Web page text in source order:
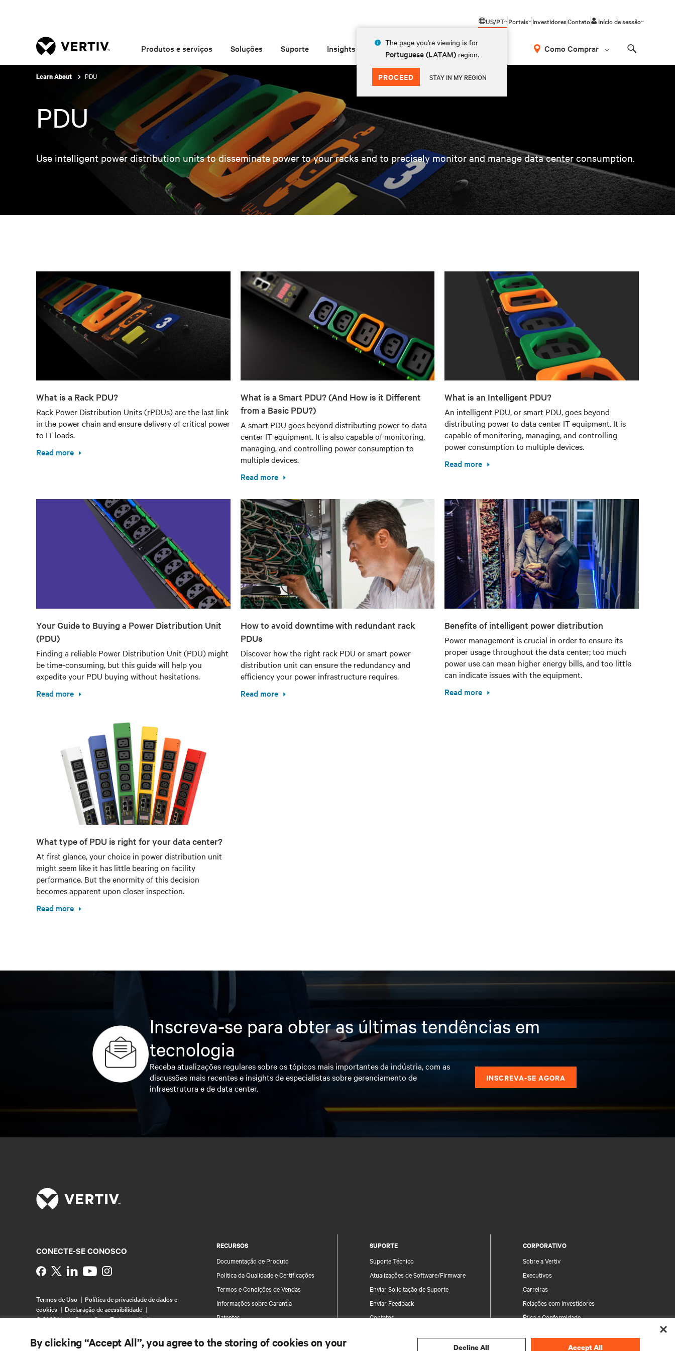
US/PT
The page you're viewing is for
Portuguese (LATAM) region.
PROCEED STAY IN MY REGION
Portais InvestidoresContato Início de sessão
Produtos e serviços Soluções Suporte Insights Sobre Como Comprar
Learn About PDU
PDU
Use intelligent power distribution units to disseminate power to your racks and to precisely monitor and manage data center consumption.
What is a Rack PDU?
Rack Power Distribution Units (rPDUs) are the last link
in the power chain and ensure delivery of critical power
to IT loads.
Read more
What is a Smart PDU? (And How is it Different
from a Basic PDU?)
A smart PDU goes beyond distributing power to data
center IT equipment. It is also capable of monitoring,
managing, and controlling power consumption to
multiple devices.
Read more
What is an Intelligent PDU?
An intelligent PDU, or smart PDU, goes beyond
distributing power to data center IT equipment. It is
capable of monitoring, managing, and controlling
power consumption to multiple devices.
Read more
Your Guide to Buying a Power Distribution Unit
(PDU)
Finding a reliable Power Distribution Unit (PDU) might
be time-consuming, but this guide will help you
expedite your PDU buying without hesitations.
Read more
How to avoid downtime with redundant rack
PDUs
Discover how the right rack PDU or smart power
distribution unit can ensure the redundancy and
efficiency your power infrastructure requires.
Read more
Benefits of intelligent power distribution
Power management is crucial in order to ensure its
proper usage throughout the data center; too much
power use can mean higher energy bills, and too little
can indicate issues with the equipment.
Read more
What type of PDU is right for your data center?
At first glance, your choice in power distribution unit
might seem like it has little bearing on facility
performance. But the enormity of this decision
becomes apparent upon closer inspection.
Read more
Inscreva-se para obter as últimas tendências em
tecnologia
Receba atualizações regulares sobre os tópicos mais importantes da indústria, com as
discussões mais recentes e insights de especialistas sobre gerenciamento de
infraestrutura e de data center.
INSCREVA-SE AGORA
RECURSOS
Documentação de Produto
Política da Qualidade e Certificações
Termos e Condições de Vendas
Informações sobre Garantia
Patentes
SUPORTE
Suporte Técnico
Atualizações de Software/Firmware
Enviar Solicitação de Suporte
Enviar Feedback
Contatos
Informações e Segurança do Produto
CORPORATIVO
Sobre a Vertiv
Executivos
Carreiras
Relações com Investidores
Ética e Conformidade
Código de Conduta
CONECTE-SE CONOSCO
Instagram
Termos de Uso
Política de privacidade de dados e
cookies
Declaração de acessibilidade
©2026 Vertiv Group Corp. Todos os direitos
By clicking “Accept All”, you agree to the storing of cookies on your Decline All Accept All